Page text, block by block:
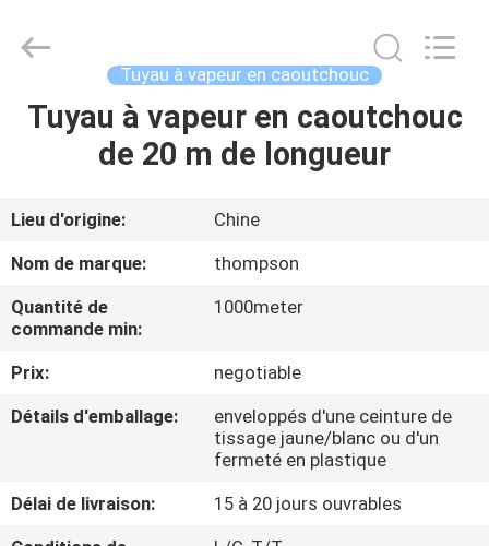
MAISON
AU
SUJET
DE
NOUS
Technology
(Hebei)
Ltd.
All
Reserved.
Developed
Tuyau à vapeur en caoutchouc
Tuyau à vapeur en caoutchouc
de 20 m de longueur
Lieu d'origine:
Chine
Nom de marque:
thompson
Quantité de
commande min:
1000meter
Prix:
negotiable
Détails d'emballage:
enveloppés d'une ceinture de
tissage jaune/blanc ou d'un
fermeté en plastique
Délai de livraison:
15 à 20 jours ouvrables